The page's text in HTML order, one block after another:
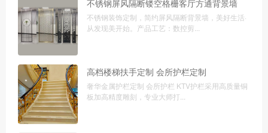
不锈钢屏风隔断镂空格栅客厅方通背景墙
不锈钢装饰定制，简约屏风隔断背景墙，美好生活·
从发现美开始。产品工艺：数控剪...
高档楼梯扶手定制 会所护栏定制
奢华金属护栏定制 会所护栏 KTV护栏采用高质量铜
板加高精度雕刻，专业大师打...